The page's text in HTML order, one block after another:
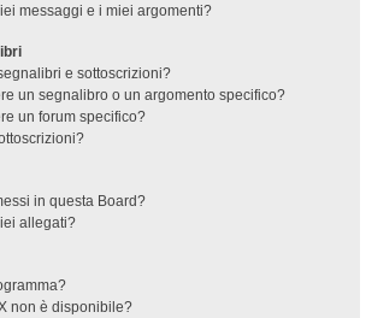
messaggi e i miei argomenti?
e sottoscrizioni?
un segnalibro o un argomento specifico?
un forum specifico?
in questa Board?
allegati?
non è disponibile?